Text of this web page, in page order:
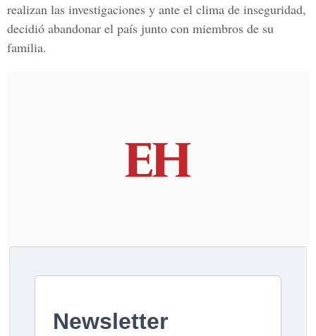
realizan las investigaciones y ante el clima de inseguridad,
decidió abandonar el país junto con miembros de su
familia.